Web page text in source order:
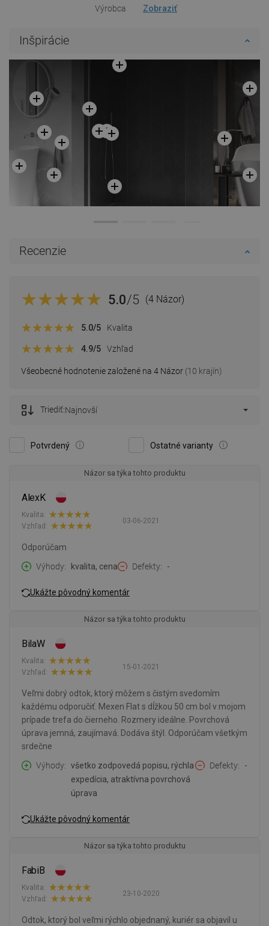
Výrobca Zobraziť
Inšpirácie
Recenzie
5.0/5 (4 Názor)
Všeobecné hodnotenie založené na 4 Názor (10 krajín)
5.0/5 Kvalita
4.9/5 Vzhľad
Potvrdený Ostatné varianty
Triediť:Najnovší
Názor sa týka tohto produktu
AlexK
03-06-2021
Kvalita:
Vzhľad:
Odporúčam
Výhody
kvalita, cena Defekty -
Ukážte pôvodný komentár
Názor sa týka tohto produktu
BilaW
15-01-2021
Kvalita:
Vzhľad:
Veľmi dobrý odtok, ktorý môžem s čistým svedomím
každému odporučiť. Mexen Flat s dĺžkou 50 cm bol v mojom
prípade trefa do čierneho. Rozmery ideálne. Povrchová
úprava jemná, zaujímavá. Dodáva štýl. Odporúčam všetkým
srdečne
Výhody
všetko zodpovedá popisu, rýchla
expedícia, atraktívna povrchová
úprava
Defekty -
Ukážte pôvodný komentár
Názor sa týka tohto produktu
FabiB
23-10-2020
Kvalita:
Vzhľad:
Odtok, ktorý bol veľmi rýchlo objednaný, kuriér sa objavil u